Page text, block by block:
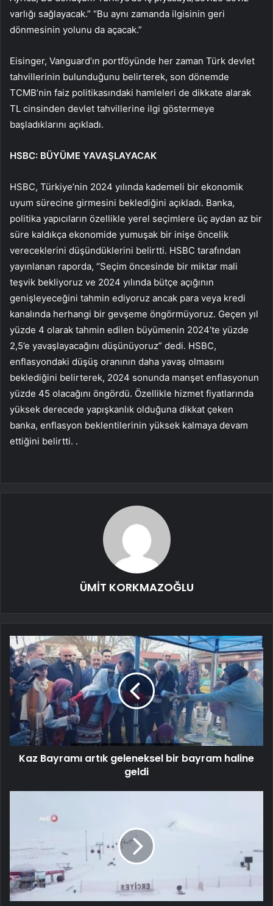
varlığı sağlayacak.” “Bu aynı zamanda ilgisinin geri
dönmesinin yolunu da açacak.”
Eisinger, Vanguard’ın portföyünde her zaman Türk devlet
tahvillerinin bulunduğunu belirterek, son dönemde
TCMB’nin faiz politikasındaki hamleleri de dikkate alarak
TL cinsinden devlet tahvillerine ilgi göstermeye
başladıklarını açıkladı.
HSBC: BÜYÜME YAVAŞLAYACAK
HSBC, Türkiye’nin 2024 yılında kademeli bir ekonomik
uyum sürecine girmesini beklediğini açıkladı. Banka,
politika yapıcıların özellikle yerel seçimlere üç aydan az bir
süre kaldıkça ekonomide yumuşak bir inişe öncelik
vereceklerini düşündüklerini belirtti. HSBC tarafından
yayınlanan raporda, “Seçim öncesinde bir miktar mali
teşvik bekliyoruz ve 2024 yılında bütçe açığının
genişleyeceğini tahmin ediyoruz ancak para veya kredi
kanalında herhangi bir gevşeme öngörmüyoruz. Geçen yıl
yüzde 4 olarak tahmin edilen büyümenin 2024’te yüzde
2,5’e yavaşlayacağını düşünüyoruz” dedi. HSBC,
enflasyondaki düşüş oranının daha yavaş olmasını
beklediğini belirterek, 2024 sonunda manşet enflasyonun
yüzde 45 olacağını öngördü. Özellikle hizmet fiyatlarında
yüksek derecede yapışkanlık olduğuna dikkat çeken
banka, enflasyon beklentilerinin yüksek kalmaya devam
ettiğini belirtti. .
ÜMİT KORKMAZOĞLU
Kaz Bayramı artık geleneksel bir bayram haline
geldi